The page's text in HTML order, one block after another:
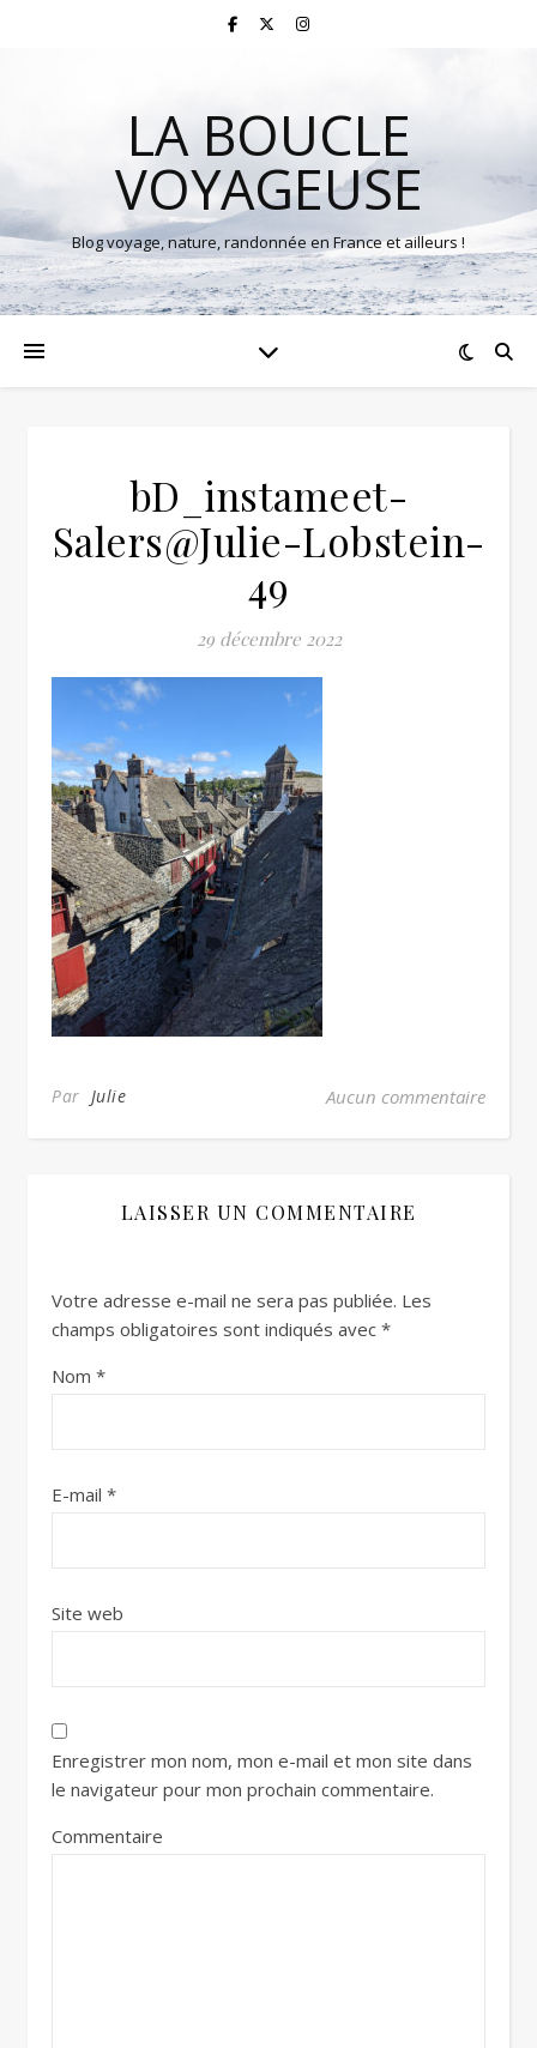
LA BOUCLE
VOYAGEUSE
Blog voyage, nature, randonnée en France et ailleurs !
bD_instameet-
Salers@Julie-Lobstein-
49
29 décembre 2022
Par Julie Aucun commentaire
LAISSER UN COMMENTAIRE
Votre adresse e-mail ne sera pas publiée. Les
champs obligatoires sont indiqués avec *
Nom *
E-mail *
Site web
Enregistrer mon nom, mon e-mail et mon site dans
le navigateur pour mon prochain commentaire.
Commentaire